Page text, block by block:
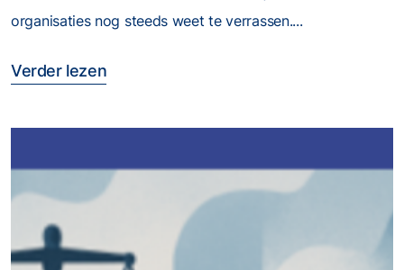
organisaties nog steeds weet te verrassen....
Verder lezen